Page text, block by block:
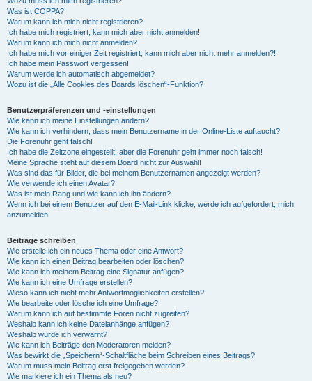
Was ist COPPA?
Warum kann ich mich nicht registrieren?
Ich habe mich registriert, kann mich aber nicht anmelden!
Warum kann ich mich nicht anmelden?
Ich habe mich vor einiger Zeit registriert, kann mich aber nicht mehr anmelden?!
Ich habe mein Passwort vergessen!
Warum werde ich automatisch abgemeldet?
Wozu ist die „Alle Cookies des Boards löschen“-Funktion?
Benutzerpräferenzen und -einstellungen
Wie kann ich meine Einstellungen ändern?
Wie kann ich verhindern, dass mein Benutzername in der Online-Liste auftaucht?
Die Forenuhr geht falsch!
Ich habe die Zeitzone eingestellt, aber die Forenuhr geht immer noch falsch!
Meine Sprache steht auf diesem Board nicht zur Auswahl!
Was sind das für Bilder, die bei meinem Benutzernamen angezeigt werden?
Wie verwende ich einen Avatar?
Was ist mein Rang und wie kann ich ihn ändern?
Wenn ich bei einem Benutzer auf den E-Mail-Link klicke, werde ich aufgefordert, mich
anzumelden.
Beiträge schreiben
Wie erstelle ich ein neues Thema oder eine Antwort?
Wie kann ich einen Beitrag bearbeiten oder löschen?
Wie kann ich meinem Beitrag eine Signatur anfügen?
Wie kann ich eine Umfrage erstellen?
Wieso kann ich nicht mehr Antwortmöglichkeiten erstellen?
Wie bearbeite oder lösche ich eine Umfrage?
Warum kann ich auf bestimmte Foren nicht zugreifen?
Weshalb kann ich keine Dateianhänge anfügen?
Weshalb wurde ich verwarnt?
Wie kann ich Beiträge den Moderatoren melden?
Was bewirkt die „Speichern“-Schaltfläche beim Schreiben eines Beitrags?
Warum muss mein Beitrag erst freigegeben werden?
Wie markiere ich ein Thema als neu?